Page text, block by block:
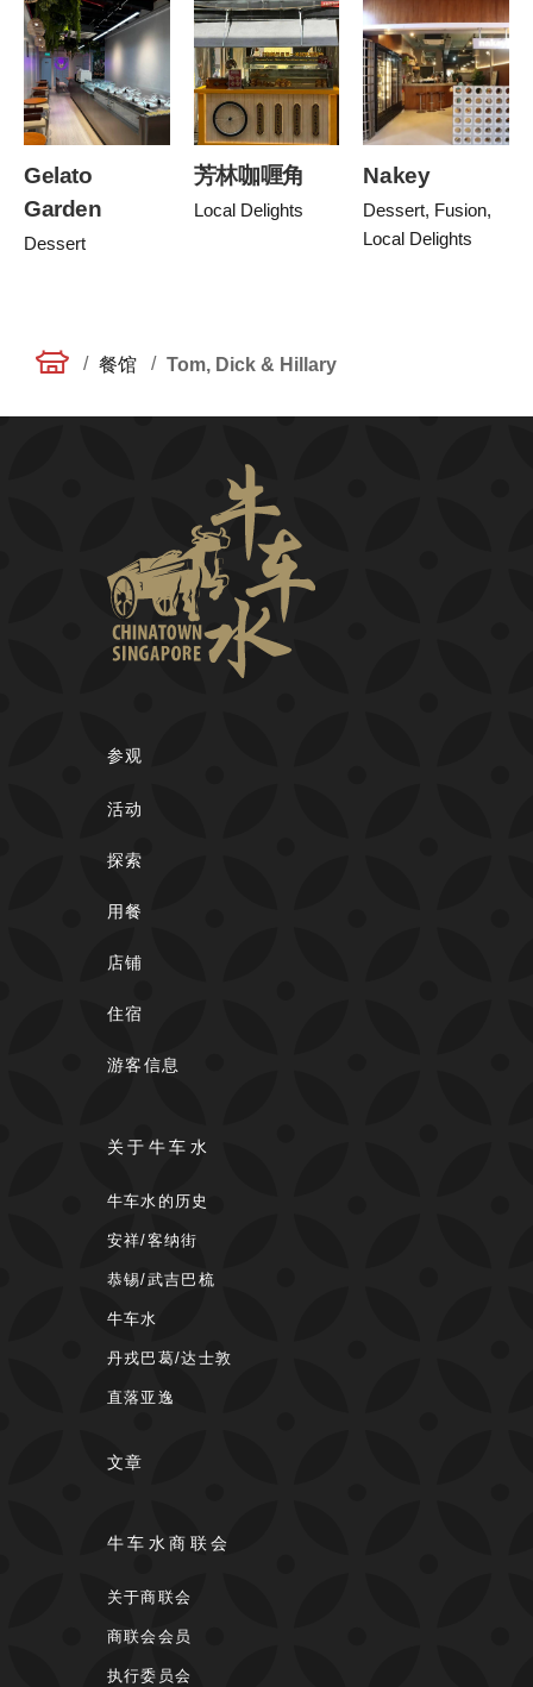
Gelato
Garden
Dessert
芳林咖喱角
Local Delights
Nakey
Dessert, Fusion,
Local Delights
/ 餐馆 / Tom, Dick & Hillary
参观
活动
探索
用餐
店铺
住宿
游客信息
关于牛车水
牛车水的历史
安祥/客纳街
恭锡/武吉巴梳
牛车水
丹戎巴葛/达士敦
直落亚逸
文章
牛车水商联会
关于商联会
商联会会员
执行委员会